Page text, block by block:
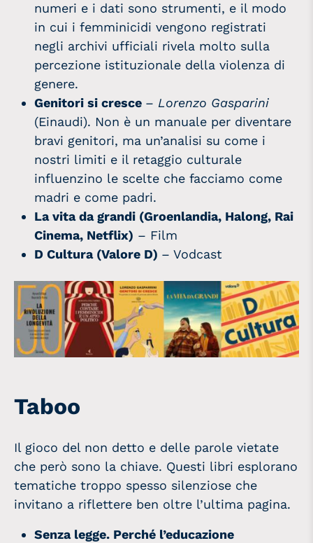
numeri e i dati sono strumenti, e il modo
in cui i femminicidi vengono registrati
negli archivi ufficiali rivela molto sulla
percezione istituzionale della violenza di
genere.
Genitori si cresce – Lorenzo Gasparini
(Einaudi). Non è un manuale per diventare
bravi genitori, ma un’analisi su come i
nostri limiti e il retaggio culturale
influenzino le scelte che facciamo come
madri e come padri.
La vita da grandi (Groenlandia, Halong, Rai
Cinema, Netflix) – Film
D Cultura(Valore D) – Vodcast
Taboo
Il gioco del non detto e delle parole vietate
che però sono la chiave. Questi libri esplorano
tematiche troppo spesso silenziose che
invitano a riflettere ben oltre l’ultima pagina.
Senza legge. Perché l’educazione